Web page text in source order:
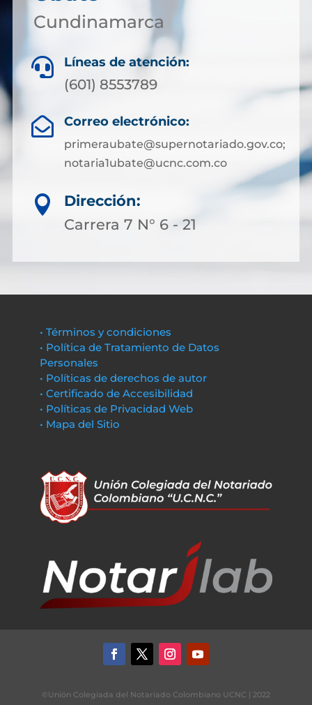
Cundinamarca
 Líneas de atención:
(601) 8553789
 Correo electrónico:
primeraubate@supernotariado.gov.co;
notaria1ubate@ucnc.com.co

Dirección:
Carrera 7 N° 6 - 21
• Términos y condiciones
• Política de Tratamiento de Datos
Personales
• Políticas de derechos de autor
• Certificado de Accesibilidad
• Políticas de Privacidad Web
• Mapa del Sitio
©Unión Colegiada del Notariado Colombiano UCNC | 2022